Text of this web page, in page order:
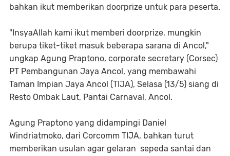
bahkan ikut memberikan doorprize untuk para peserta.
"InsyaAllah kami ikut memberi doorprize, mungkin
berupa tiket-tiket masuk beberapa sarana di Ancol,"
ungkap Agung Praptono, corporate secretary (Corsec)
PT Pembangunan Jaya Ancol, yang membawahi
Taman Impian Jaya Ancol (TIJA), Selasa (13/5) siang di
Resto Ombak Laut, Pantai Carnaval, Ancol.
Agung Praptono yang didampingi Daniel
Windriatmoko, dari Corcomm TIJA, bahkan turut
memberikan usulan agar gelaran sepeda santai dan